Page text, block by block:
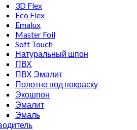
3D Flex
Eco Flex
Emalux
Master Foil
Soft Touch
Натуральный шпон
ПВХ
ПВХ Эмалит
Полотно под покраску
Экошпон
Эмалит
Эмаль